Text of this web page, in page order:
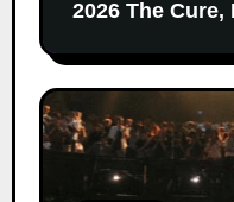
2026 The Cure,